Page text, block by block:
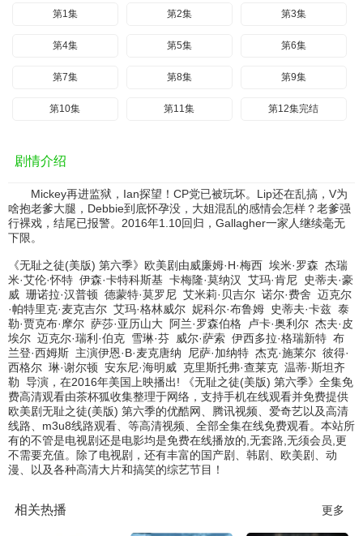
第1集 第2集 第3集
第4集 第5集 第6集
第7集 第8集 第9集
第10集 第11集 第12集完结
剧情介绍
Mickey再进监狱，Ian探望！CP党已被玩坏。Lip还在乱搞，V为
啥抱老爹大腿，Debbie到底怀孕没，大姐混乱的感情会怎样？老爹强
行裸戏，结尾已报警。2016年1.10回归，Gallagher一家人继续毫无
下限。
《无耻之徒(美版) 第六季》欧美剧由威廉姆·H·梅西 埃米·罗森 杰瑞
米·艾伦·怀特 伊森·卡特科斯基 卡梅隆·莫纳汉 艾玛·肯尼
史蒂夫·豪
威 珊诺拉·汉普顿 德蒙特·莫罗尼 艾米莉·贝吉尔 诺尔·费舍 迈克尔
·帕特里克·麦克吉尔 艾玛·格林威尔 妮科尔·布鲁姆 史蒂夫·卡兹 泰
勒·贾克布·摩尔 萨莎·亚历山大 阿兰·罗森伯格 卢卡·奥利尔 杰夫·皮
埃尔 迈克尔·瑞利·伯克 雪琳·芬 威尔·萨索 伊西多拉·格瑞新特 布
兰登·西姆斯 主演伊恩·B·麦克唐纳 尼萨·加纳特 杰克·施莱尔 彼得·
西格尔 琳·谢尔顿 安东尼·海明威 克里斯托弗·查莱克 温蒂·斯坦齐
勒 导演，在2016年美国上映播出! 《无耻之徒(美版) 第六季》全集免
费高清观看由茶杯狐收集整理于网络，支持手机在线观看并免费提供
欧美剧无耻之徒(美版) 第六季的优酷网、腾讯视频、爱奇艺以及高清
线路、m3u8线路观看、等高清视频、全部全集在线免费观看。本站所
有的不管是电视剧还是电影均是免费在线播放的,无套路,无须会员,更
不需要充值。除了电视剧，还有丰富的国产剧、韩剧、欧美剧、动
漫、以及各种高清大片和搞笑的综艺节目！
相关热播 更多